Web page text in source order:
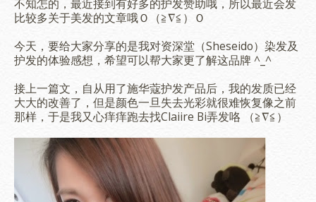
不知怎的，最近接到有好多的护发赞助哦，所以最近会发
比较多关于美发的文章哦Ｏ（≧∇≦）Ｏ
今天，要给大家分享的是我对资深堂（Sheseido）染发及
护发的体验感想，希望可以帮大家更了解这品牌 ^_^
接上一篇文，自从用了施华蔻护发产品后，我的发质已经
大大的改善了，但是颜色一旦失去光彩就很难恢复像之前
那样，于是我又心痒痒跑去找Claiire Bi弄发咯 （≧∇≦）